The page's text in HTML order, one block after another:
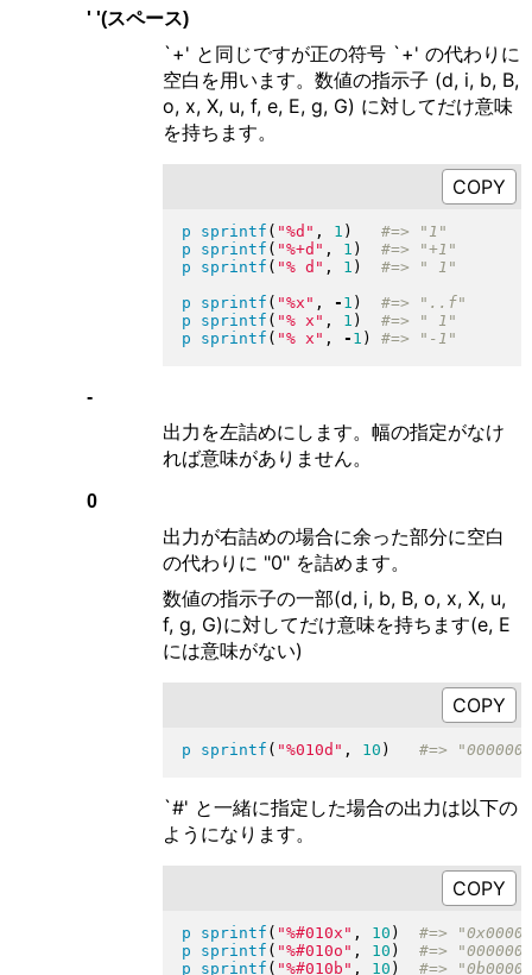
' '(スペース)
`+' と同じですが正の符号 `+' の代わりに
空白を用います。数値の指示子 (d, i, b, B,
o, x, X, u, f, e, E, g, G) に対してだけ意味
を持ちます。
p sprintf ( "%d " , 1 )
p
sprintf ( "%+d " , 1 )
p
sprintf ( "% d " , 1 )
p
sprintf ( "%x " , - 1 )
p
sprintf ( "% x " , 1 )
p
sprintf ( "% x " , - 1 )
-
出力を左詰めにします。幅の指定がなけ
れば意味がありません。
0
出力が右詰めの場合に余った部分に空白
の代わりに "0" を詰めます。
数値の指示子の一部(d, i, b, B, o, x, X, u,
f, g, G)に対してだけ意味を持ちます(e, E
には意味がない)
p sprintf ( "%010d " , 10 )
`#' と一緒に指定した場合の出力は以下の
ようになります。
p sprintf ( "%#010x " , 10 )
p
sprintf ( "%#010o " , 10 )
p
sprintf ( "%#010b " , 10 )